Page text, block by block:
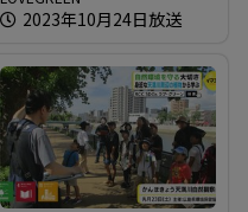
2023年10月24日放送